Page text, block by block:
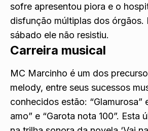
sofre apresentou piora e o
disfunção múltiplas dos órgãos.
sábado ele não resistiu.
Carreira musical
MC Marcinho é um dos
melody, entre seus sucessos
conhecidos estão: “Glamurosa”
amo” e “Garota nota 100”. Esta